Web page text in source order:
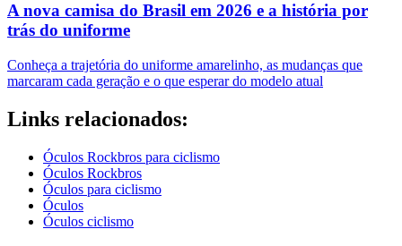
A nova camisa do Brasil em 2026 e a história por
trás do uniforme
Conheça a trajetória do uniforme amarelinho, as mudanças que
marcaram cada geração e o que esperar do modelo atual
Links relacionados:
Óculos Rockbros para ciclismo
Óculos Rockbros
Óculos para ciclismo
Óculos
Óculos ciclismo